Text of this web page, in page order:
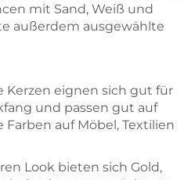
mit Sand, Weiß und
außerdem ausgewählte
Kerzen eignen sich gut für
und passen gut auf
auf Möbel, Textilien
Look bieten sich Gold,